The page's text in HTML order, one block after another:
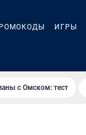
ИГРЫ
с Омском: тест